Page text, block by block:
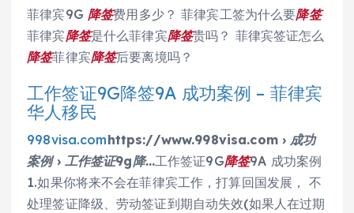
菲律宾9G 降签费用多少？ 菲律宾工签为什么要降签
菲律宾降签是什么菲律宾降签贵吗？ 菲律宾签证怎么
降签菲律宾降签后要离境吗？
工作签证9G降签9A 成功案例 – 菲律宾
华人移民
998visa.comhttps://www.998visa.com › 成功
案例 › 工作签证9g降…工作签证9G降签9A 成功案例
1.如果你将来不会在菲律宾工作，打算回国发展， 不
处理签证降级、劳动签证到期自动失效(如果人在过期